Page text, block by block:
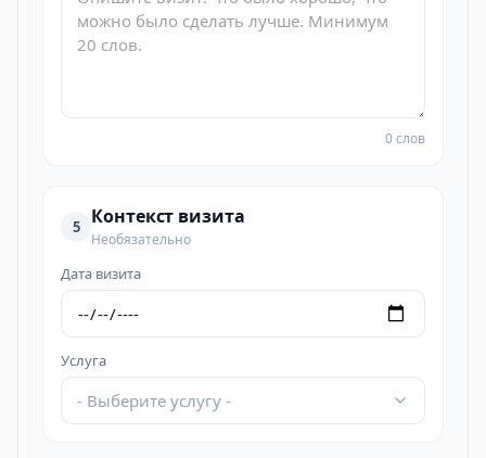
0 слов
5 Контекст визита
Необязательно
Дата визита
Услуга
- Выберите услугу -